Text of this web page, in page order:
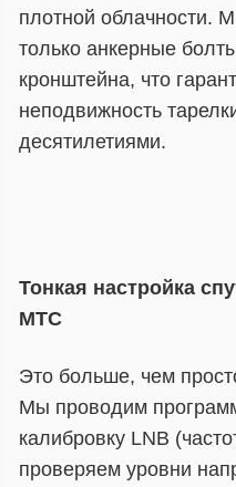
плотной облачности.
только анкерные
кронштейна, что
неподвижность
десятилетиями.
Тонкая настройка
МТС
Это больше, чем
Мы проводим
калибровку LNB
проверяем уровни